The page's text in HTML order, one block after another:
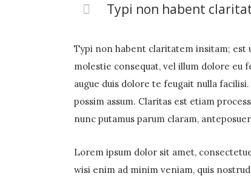
Typi non habent
Typi non habent claritatem insitam; est
molestie consequat, vel illum dolore eu
augue duis dolore te feugait nulla
possim assum. Claritas est etiam
nunc putamus parum claram,
Lorem ipsum dolor sit amet,
wisi enim ad minim veniam, quis